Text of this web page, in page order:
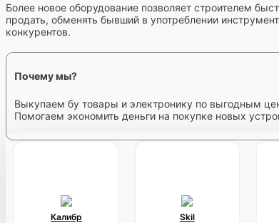
Более новое оборудование позволяет строителем
продать, обменять бывший в употреблении
конкурентов.
Почему мы?
Выкупаем бу товары и электронику по выгодным
Помогаем экономить деньги на покупке новых
Калибр Skil